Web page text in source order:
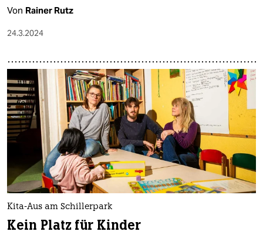
Von Rainer Rutz
24.3.2024
Kita-Aus am Schillerpark
Kein Platz für Kinder